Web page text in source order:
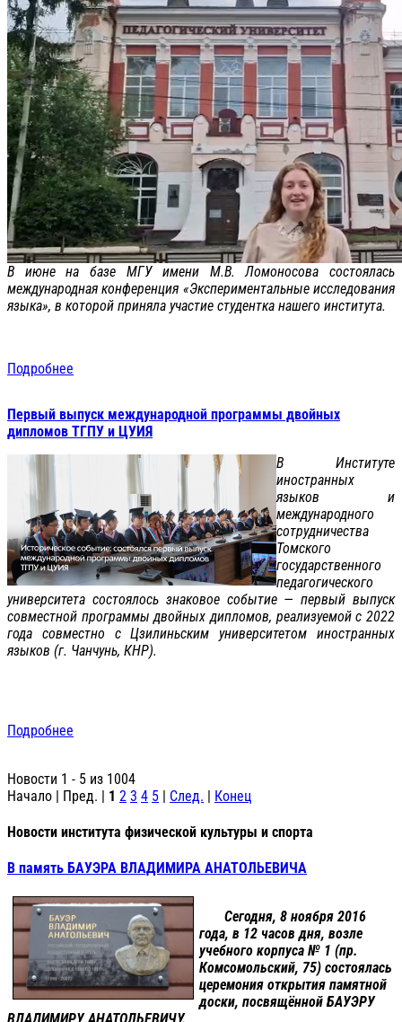
В июне на базе МГУ имени М.В. Ломоносова состоялась
международная конференция «Экспериментальные исследования
языка», в которой приняла участие студентка нашего института.
Подробнее
Первый выпуск международной программы двойных
дипломов ТГПУ и ЦУИЯ
В Институте
иностранных
языков и
международного
сотрудничества
Томского
государственного
педагогического
университета состоялось знаковое событие — первый выпуск
совместной программы двойных дипломов, реализуемой с 2022
года совместно с Цзилиньским университетом иностранных
языков (г. Чанчунь, КНР).
Подробнее
Новости 1 - 5 из 1004
Начало | Пред. | 1 2 3 4 5 | След. | Конец
Новости института физической культуры и спорта
В память БАУЭРА ВЛАДИМИРА АНАТОЛЬЕВИЧА
Сегодня, 8 ноября 2016
года, в 12 часов дня, возле
учебного корпуса № 1 (пр.
Комсомольский, 75) состоялась
церемония открытия памятной
доски, посвящённой БАУЭРУ